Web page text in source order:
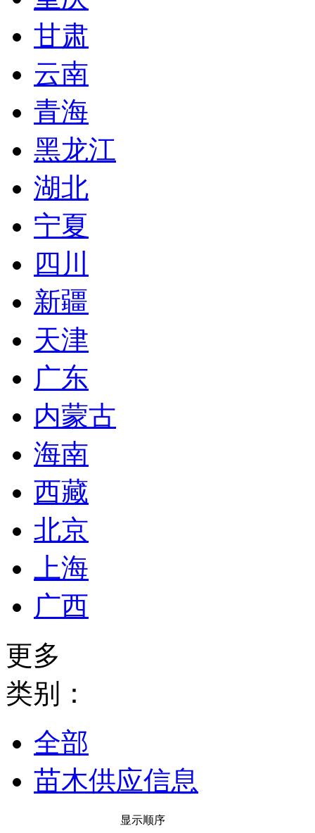
甘肃
云南
青海
黑龙江
湖北
宁夏
四川
新疆
天津
广东
内蒙古
海南
西藏
北京
上海
广西
更多
类别：
全部
苗木供应信息
显示顺序